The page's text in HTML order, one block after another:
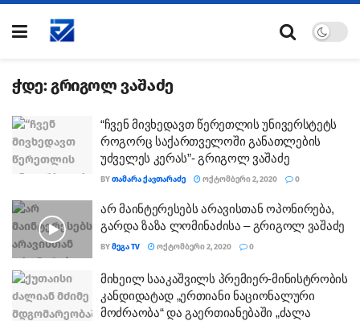
ჭდე:გრიგოლ ვაშაძე
“ჩვენ მივხედავთ წერეთლის უნივერსტეტს
როგორც საქართველოში განათლების
უძველეს კერას”- გრიგოლ ვაშაძე
BYᲗᲐᲛᲐᲠᲐ ᲥᲐᲕᲗᲐᲠᲐᲫᲔ ᲝᲥᲢᲝᲛᲑᲔᲠᲘ 2, 2020 0
არ მაინტერესებს არავისთან ოპონირება,
გარდა ზაზა ლომინაძისა – გრიგოლ ვაშაძე
BYᲛᲔᲒᲐ TV ᲝᲥᲢᲝᲛᲑᲔᲠᲘ 2, 2020 0
მიხეილ სააკაშვილს პრემიერ-მინისტრობის
კანდიდატად „ერთიანი ნაციონალური
მოძრაობა“ და გაერთიანებაში „ძალა